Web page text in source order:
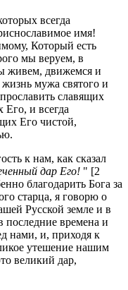
всегда
имя!
Который есть
мы веруем, в
живем, движемся и
мужа святого и
славящих
Его, и всегда
Его чистой,
к нам, как сказал
дар Его! " [2
благодарить Бога за
старца, я говорю о
Русской земле и в
последние времена и
нами, и, приходя к
утешение нашим
великий дар,